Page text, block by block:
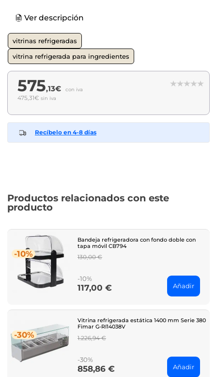
Ver descripción
vitrinas refrigeradas
vitrina refrigerada para ingredientes
575,13€ con iva
475,31€ sin iva
Recíbelo en 4-8 días
Productos relacionados con este
producto
-10%
Bandeja refrigeradora con fondo doble con
tapa móvil CB794
Regular
130,00 €
-10%
Price
117,00 € Añadir
-30%
Vitrina refrigerada estática 1400 mm Serie 380
Fimar G-RI14038V
Regular
1.226,94 €
-30%
Price
858,86 € Añadir